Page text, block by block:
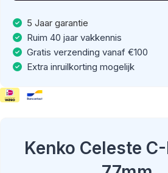
5 Jaar garantie
Ruim 40 jaar vakkennis
Gratis verzending vanaf €100
Extra inruilkorting mogelijk
Kenko Celeste